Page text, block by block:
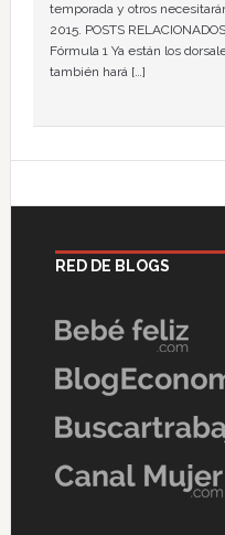
temporada y otros
2015. POSTS
Fórmula 1 Ya están los
también hará […]
RED DE BLOGS